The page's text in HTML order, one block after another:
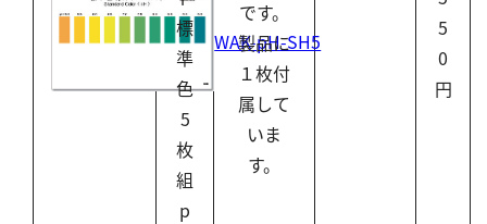
WAK-pH-SH5
標
準
色
5
枚
組
p
です。
製品に
１枚付
属して
いま
す。
5
0
円
シリカ
ビタミンC
ひ素